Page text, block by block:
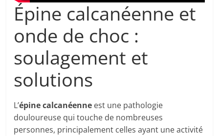
Épine calcanéenne et
onde de choc :
soulagement et
solutions
L’épine calcanéenne est une pathologie
douloureuse qui touche de nombreuses
personnes, principalement celles ayant une activité